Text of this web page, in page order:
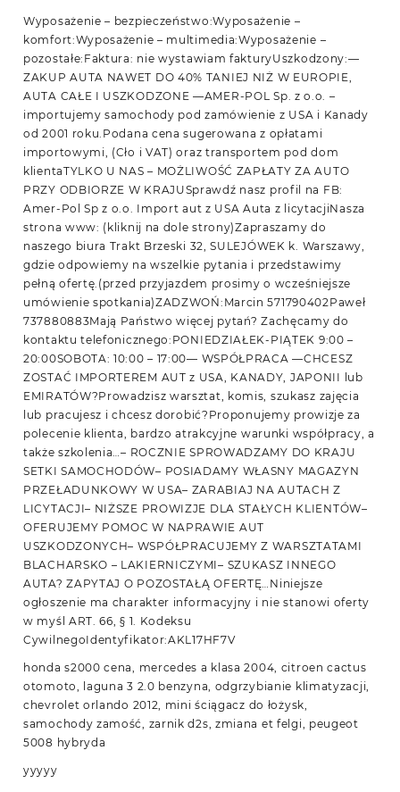
Wyposażenie – bezpieczeństwo:Wyposażenie –
komfort:Wyposażenie – multimedia:Wyposażenie –
pozostałe:Faktura: nie wystawiam fakturyUszkodzony:—
ZAKUP AUTA NAWET DO 40% TANIEJ NIŻ W EUROPIE,
AUTA CAŁE I USZKODZONE —AMER-POL Sp. z o.o. –
importujemy samochody pod zamówienie z USA i Kanady
od 2001 roku.Podana cena sugerowana z opłatami
importowymi, (Cło i VAT) oraz transportem pod dom
klientaTYLKO U NAS – MOŻLIWOŚĆ ZAPŁATY ZA AUTO
PRZY ODBIORZE W KRAJUSprawdź nasz profil na FB:
Amer-Pol Sp z o.o. Import aut z USA Auta z licytacjiNasza
strona www: (kliknij na dole strony)Zapraszamy do
naszego biura Trakt Brzeski 32, SULEJÓWEK k. Warszawy,
gdzie odpowiemy na wszelkie pytania i przedstawimy
pełną ofertę.(przed przyjazdem prosimy o wcześniejsze
umówienie spotkania)ZADZWOŃ:Marcin 571790402Paweł
737880883Mają Państwo więcej pytań? Zachęcamy do
kontaktu telefonicznego:PONIEDZIAŁEK-PIĄTEK 9:00 –
20:00SOBOTA: 10:00 – 17:00— WSPÓŁPRACA —CHCESZ
ZOSTAĆ IMPORTEREM AUT z USA, KANADY, JAPONII lub
EMIRATÓW?Prowadzisz warsztat, komis, szukasz zajęcia
lub pracujesz i chcesz dorobić?Proponujemy prowizje za
polecenie klienta, bardzo atrakcyjne warunki współpracy, a
także szkolenia…– ROCZNIE SPROWADZAMY DO KRAJU
SETKI SAMOCHODÓW– POSIADAMY WŁASNY MAGAZYN
PRZEŁADUNKOWY W USA– ZARABIAJ NA AUTACH Z
LICYTACJI– NIŻSZE PROWIZJE DLA STAŁYCH KLIENTÓW–
OFERUJEMY POMOC W NAPRAWIE AUT
USZKODZONYCH– WSPÓŁPRACUJEMY Z WARSZTATAMI
BLACHARSKO – LAKIERNICZYMI– SZUKASZ INNEGO
AUTA? ZAPYTAJ O POZOSTAŁĄ OFERTĘ…Niniejsze
ogłoszenie ma charakter informacyjny i nie stanowi oferty
w myśl ART. 66, § 1. Kodeksu
CywilnegoIdentyfikator:AKL17HF7V
honda s2000 cena, mercedes a klasa 2004, citroen cactus
otomoto, laguna 3 2.0 benzyna, odgrzybianie klimatyzacji,
chevrolet orlando 2012, mini ściągacz do łożysk,
samochody zamość, zarnik d2s, zmiana et felgi, peugeot
5008 hybryda
yyyyy